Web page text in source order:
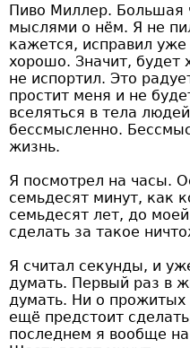
Пиво Миллер. Большая
мыслями о нём. Я не
кажется, исправил
хорошо. Значит, будет
не испортил. Это
простит меня и не
вселяться в тела
бессмысленно.
жизнь.
Я посмотрел на часы.
семьдесят минут, как
семьдесят лет, до
сделать за такое
Я считал секунды, и
думать. Первый раз в
думать. Ни о прожитых
ещё предстоит
последнем я вообще